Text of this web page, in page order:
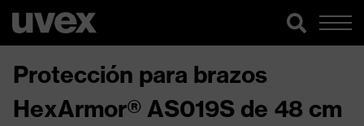
Protección para brazos
HexArmor® AS019S de 48 cm